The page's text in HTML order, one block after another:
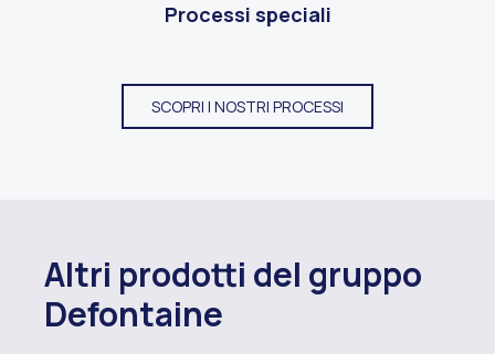
Processi speciali
SCOPRI I NOSTRI PROCESSI
Altri prodotti del gruppo
Defontaine